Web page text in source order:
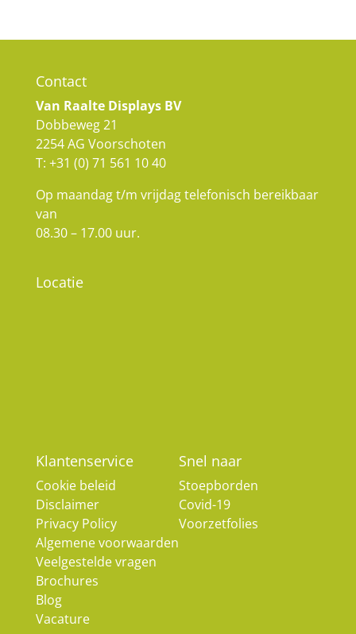
Contact
Van Raalte Displays BV
Dobbeweg 21
2254 AG Voorschoten
T: +31 (0) 71 561 10 40
Op maandag t/m vrijdag telefonisch bereikbaar
van
08.30 – 17.00 uur.
Locatie
Klantenservice
Cookie beleid
Disclaimer
Privacy Policy
Algemene voorwaarden
Veelgestelde vragen
Brochures
Blog
Vacature
Snel naar
Stoepborden
Covid-19
Voorzetfolies